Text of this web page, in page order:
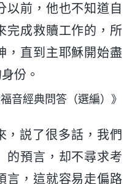
以前，他也不知道自
完成救贖工作的，所
，直到主耶穌開始盡
份。
經典問答（選編）》
，説了很多話，我們
的預言，却不尋求考
言，這就容易走偏路